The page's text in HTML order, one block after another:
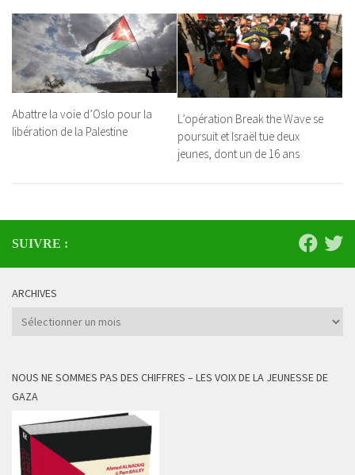
Abattre la voie d’Oslo pour la
libération de la Palestine
L’opération Break the Wave se
poursuit et Israël tue deux
jeunes, dont un de 16 ans
SUIVRE :
ARCHIVES
Archives
NOUS NE SOMMES PAS DES CHIFFRES – LES VOIX DE LA JEUNESSE DE
GAZA